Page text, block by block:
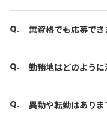
無資格でも応募でき
勤務地はどのように
異動や転勤はありま